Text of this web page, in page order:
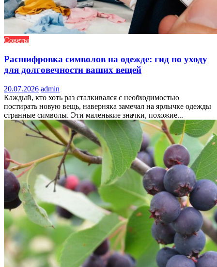
Советы
Расшифровка символов на одежде: гид по уходу
для долговечности ваших вещей
20.07.2026 admin
Каждый, кто хоть раз сталкивался с необходимостью
постирать новую вещь, наверняка замечал на ярлычке одежды
странные символы. Эти маленькие значки, похожие...